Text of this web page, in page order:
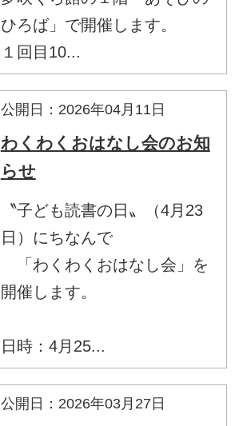
ひろば」で開催します。
１回目10...
公開日：2026年04月11日
わくわくおはなし会のお知
らせ
〝子ども読書の日〟（4月23
日）にちなんで
「わくわくおはなし会」を
開催します。
日時：4月25...
公開日：2026年03月27日